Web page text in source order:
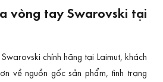
vòng tay Swarovski tại
chính hãng tại Laimut, khách
về nguồn gốc sản phẩm, tình trạng